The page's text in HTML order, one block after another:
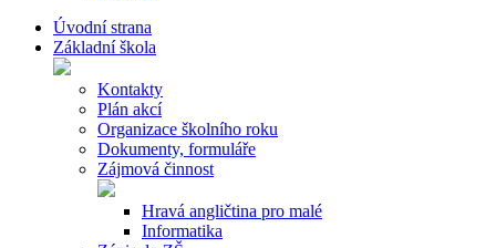
Úvodní strana
Základní škola
Kontakty
Plán akcí
Organizace školního roku
Dokumenty, formuláře
Zájmová činnost
Hravá angličtina pro malé
Informatika